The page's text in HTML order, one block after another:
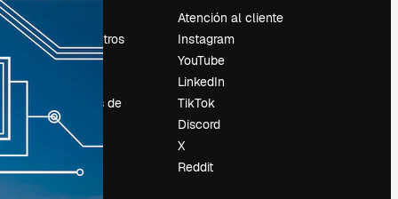
Sobre nosotros
Reviews
Tendencias de
búsqueda
Eventos
Atención al cliente
Instagram
YouTube
LinkedIn
TikTok
Discord
X
Reddit